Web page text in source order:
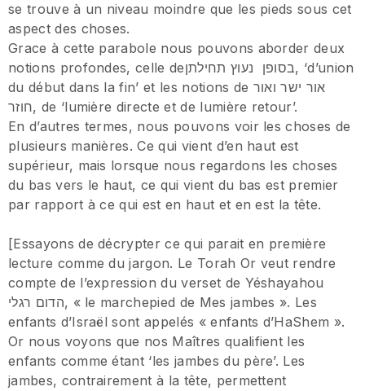
se trouve à un niveau moindre que les pieds sous cet
aspect des choses.
Grace à cette parabole nous pouvons aborder deux
notions profondes, celle deבסופן נעוץ תחילתן, ‘d’union
du début dans la fin’ et les notions de אור ישר ואור
חוזר, de ‘lumière directe et de lumière retour’.
En d’autres termes, nous pouvons voir les choses de
plusieurs manières. Ce qui vient d’en haut est
supérieur, mais lorsque nous regardons les choses
du bas vers le haut, ce qui vient du bas est premier
par rapport à ce qui est en haut et en est la tête.
[Essayons de décrypter ce qui parait en première
lecture comme du jargon. Le Torah Or veut rendre
compte de l’expression du verset de Yéshayahou
הדום רגלי, « le marchepied de Mes jambes ». Les
enfants d’Israël sont appelés « enfants d’HaShem ».
Or nous voyons que nos Maîtres qualifient les
enfants comme étant ‘les jambes du père’. Les
jambes, contrairement à la tête, permettent